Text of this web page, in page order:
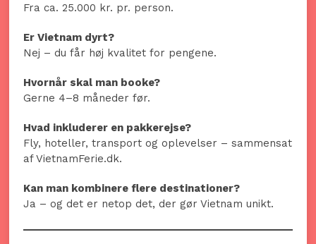
Fra ca. 25.000 kr. pr. person.
Er Vietnam dyrt?
Nej – du får høj kvalitet for pengene.
Hvornår skal man booke?
Gerne 4–8 måneder før.
Hvad inkluderer en pakkerejse?
Fly, hoteller, transport og oplevelser – sammensat
af VietnamFerie.dk.
Kan man kombinere flere destinationer?
Ja – og det er netop det, der gør Vietnam unikt.